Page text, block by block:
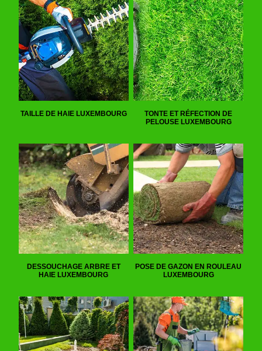
TAILLE DE HAIE LUXEMBOURG
TONTE ET RÉFECTION DE
PELOUSE LUXEMBOURG
DESSOUCHAGE ARBRE ET
HAIE LUXEMBOURG
POSE DE GAZON EN ROULEAU
LUXEMBOURG